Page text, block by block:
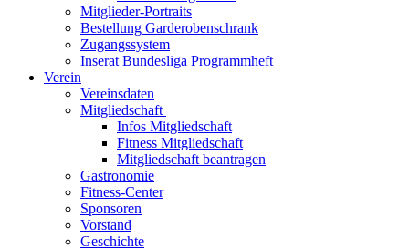
Mitglieder-Portraits
Bestellung Garderobenschrank
Zugangssystem
Inserat Bundesliga Programmheft
Verein
Vereinsdaten
Mitgliedschaft
Infos Mitgliedschaft
Fitness Mitgliedschaft
Mitgliedschaft beantragen
Gastronomie
Fitness-Center
Sponsoren
Vorstand
Geschichte